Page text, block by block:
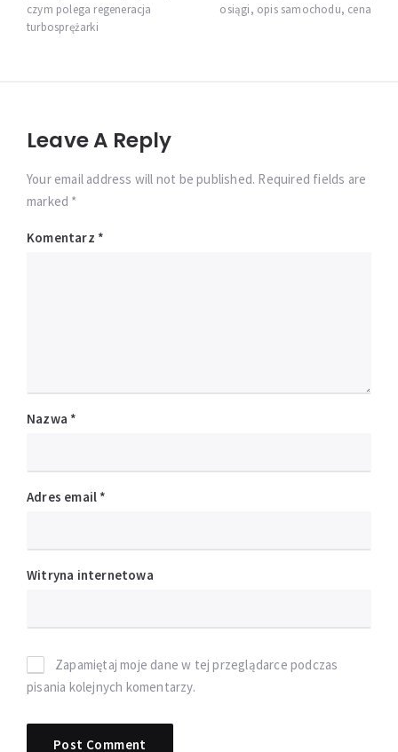
czym polega regeneracja
turbosprężarki
osiągi, opis samochodu, cena
Leave A Reply
Your email address will not be published. Required fields are
marked *
Komentarz *
Nazwa *
Adres email *
Witryna internetowa
Zapamiętaj moje dane w tej przeglądarce podczas
pisania kolejnych komentarzy.